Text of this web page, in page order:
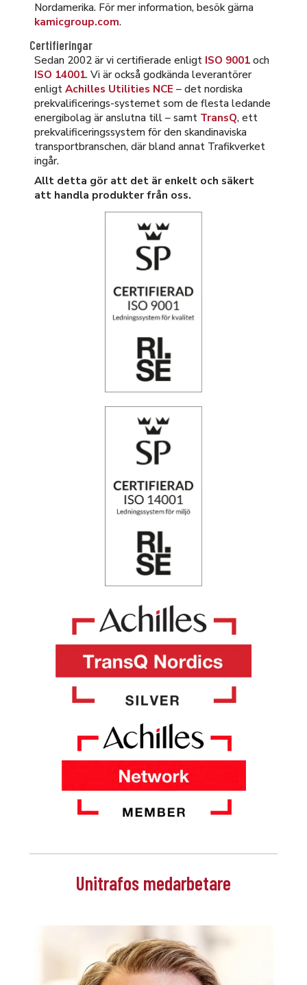
Nordamerika. För mer information, besök gärna
kamicgroup.com.
Certifieringar
Sedan 2002 är vi certifierade enligt ISO 9001och
ISO 14001. Vi är också godkända leverantörer
enligtAchilles Utilities NCE – det nordiska
prekvalificerings-systemet som de flesta ledande
energibolag är anslutna till – samt TransQ, ett
prekvalificeringssystem för den skandinaviska
transportbranschen, där bland annat Trafikverket
ingår.
Allt detta gör att det är enkelt och säkert
att handla produkter från oss.
Unitrafos medarbetare